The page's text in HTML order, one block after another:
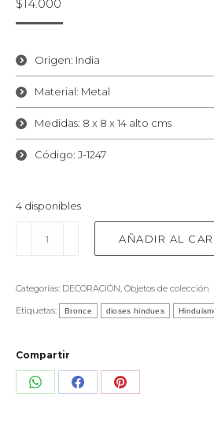
$14.000
Origen: India
Material: Metal
Medidas: 8 x 8 x 14 alto cms
Código: J-1247
4 disponibles
cantidad
AÑADIR AL
Categorías: DECORACIÓN, Objetos de colección
Etiquetas:
Bronce dioses hindues
Compartir
Share Share Share